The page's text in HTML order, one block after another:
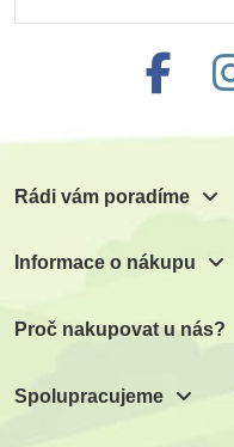
Rádi vám poradíme
Informace o nákupu
Proč nakupovat u nás?
Spolupracujeme